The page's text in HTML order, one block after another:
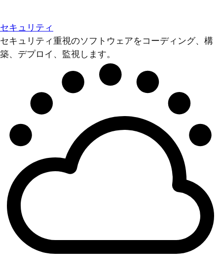
セキュリティ
セキュリティ重視のソフトウェアをコーディング、構
築、デプロイ、監視します。